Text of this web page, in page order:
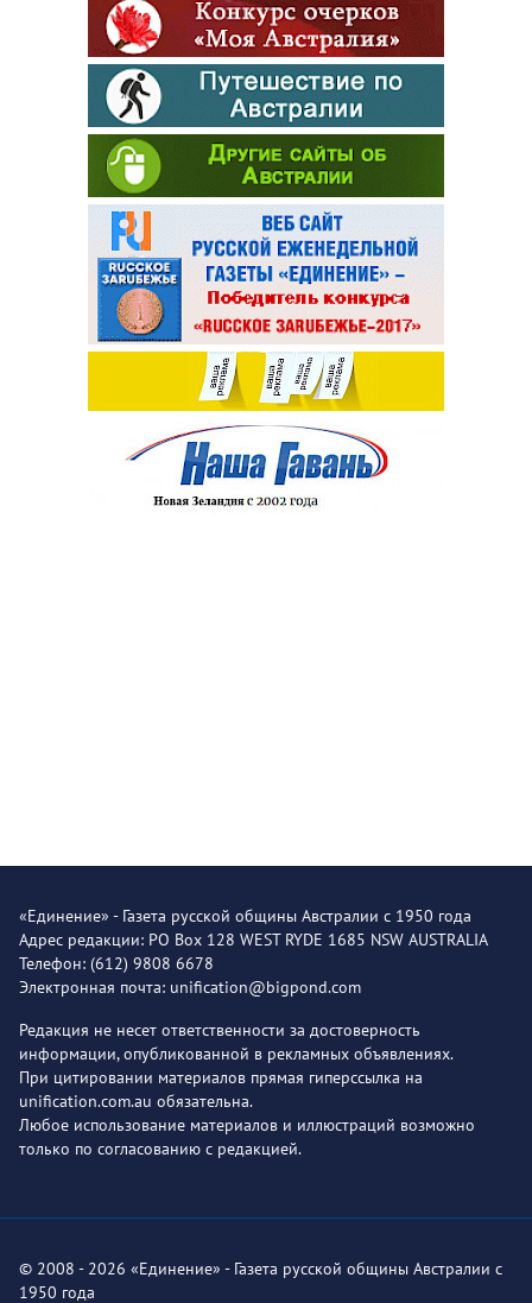
«Единение» - Газета русской общины Австралии с 1950 года
Адрес редакции: PO Box 128 WEST RYDE 1685 NSW AUSTRALIA
Телефон: (612) 9808 6678
Электронная почта: unification@bigpond.com
Редакция не несет ответственности за достоверность
информации, опубликованной в рекламных объявлениях.
При цитировании материалов прямая гиперссылка на
unification.com.au обязательна.
Любое использование материалов и иллюстраций возможно
только по согласованию с редакцией.
© 2008 - 2026 «Единение» - Газета русской общины Австралии с
1950 года